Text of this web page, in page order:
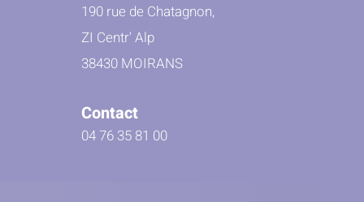
190 rue de Chatagnon,
ZI Centr' Alp
38430 MOIRANS
Contact
04 76 35 81 00